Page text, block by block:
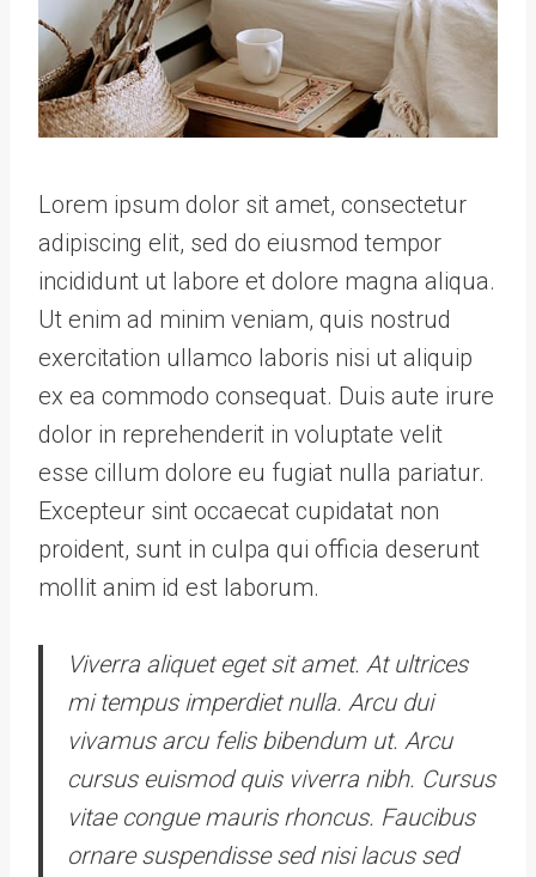
Lorem ipsum dolor sit amet, consectetur
adipiscing elit, sed do eiusmod tempor
incididunt ut labore et dolore magna aliqua.
Ut enim ad minim veniam, quis nostrud
exercitation ullamco laboris nisi ut aliquip
ex ea commodo consequat. Duis aute irure
dolor in reprehenderit in voluptate velit
esse cillum dolore eu fugiat nulla pariatur.
Excepteur sint occaecat cupidatat non
proident, sunt in culpa qui officia deserunt
mollit anim id est laborum.
Viverra aliquet eget sit amet. At ultrices
mi tempus imperdiet nulla. Arcu dui
vivamus arcu felis bibendum ut. Arcu
cursus euismod quis viverra nibh. Cursus
vitae congue mauris rhoncus. Faucibus
ornare suspendisse sed nisi lacus sed